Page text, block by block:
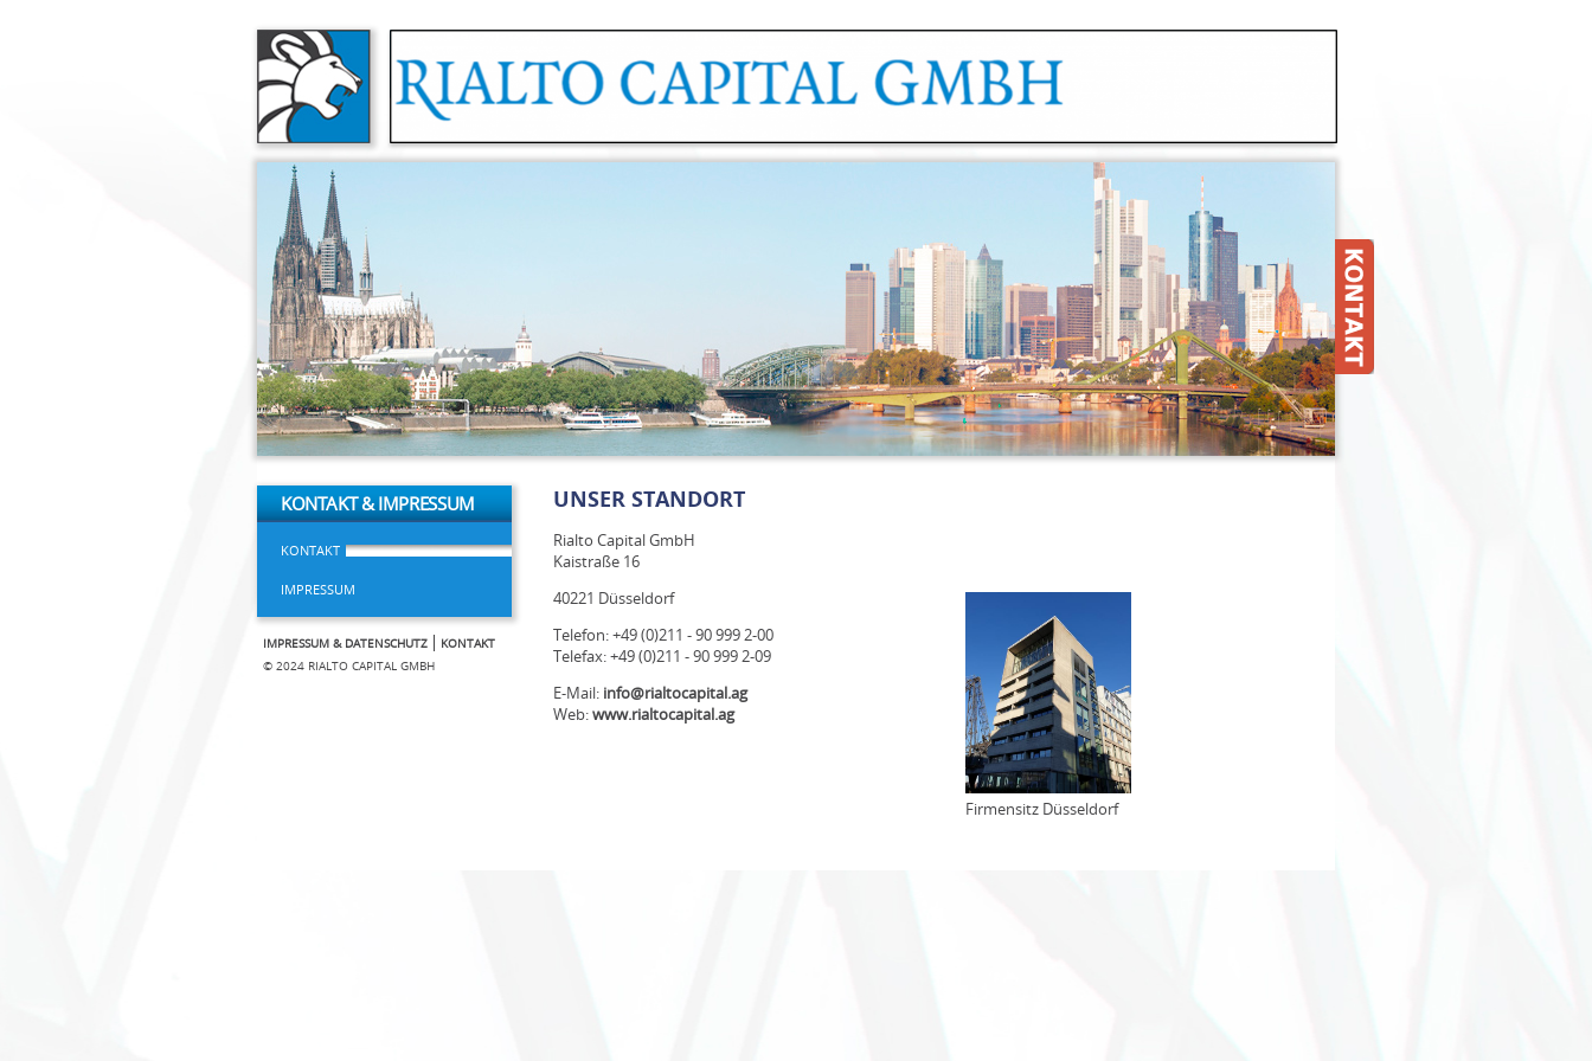
UNSER STANDORT
Rialto Capital GmbH
Kaistraße 16
40221 Düsseldorf
Telefon: +49 (0)211 - 90 999 2-00
Telefax: +49 (0)211 - 90 999 2-09
E-Mail: info@rialtocapital.ag
Web:www.rialtocapital.ag
Firmensitz Düsseldorf
KONTAKT & IMPRESSUM
KONTAKT
IMPRESSUM
IMPRESSUM & DATENSCHUTZ
KONTAKT
© 2024 RIALTO CAPITAL GMBH